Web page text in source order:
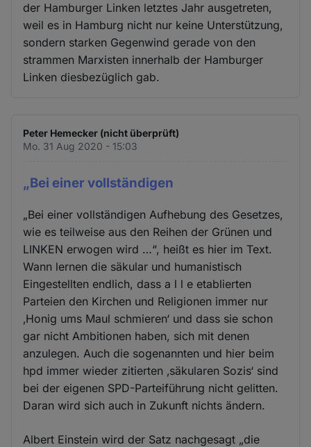
der Hamburger Linken letztes Jahr ausgetreten,
weil es in Hamburg nicht nur keine Unterstützung,
sondern starken Gegenwind gerade von den
strammen Marxisten innerhalb der Hamburger
Linken diesbezüglich gab.
Peter Hemecker (nicht überprüft)
Mo. 31 Aug 2020 - 15:03
„Bei einer vollständigen
„Bei einer vollständigen Aufhebung des Gesetzes,
wie es teilweise aus den Reihen der Grünen und
LINKEN erwogen wird …“, heißt es hier im Text.
Wann lernen die säkular und humanistisch
Eingestellten endlich, dass a l l e etablierten
Parteien den Kirchen und Religionen immer nur
‚Honig ums Maul schmieren‘ und dass sie schon
gar nicht Ambitionen haben, sich mit denen
anzulegen. Auch die sogenannten und hier beim
hpd immer wieder zitierten ‚säkularen Sozis‘ sind
bei der eigenen SPD-Parteiführung nicht gelitten.
Daran wird sich auch in Zukunft nichts ändern.
Albert Einstein wird der Satz nachgesagt „die